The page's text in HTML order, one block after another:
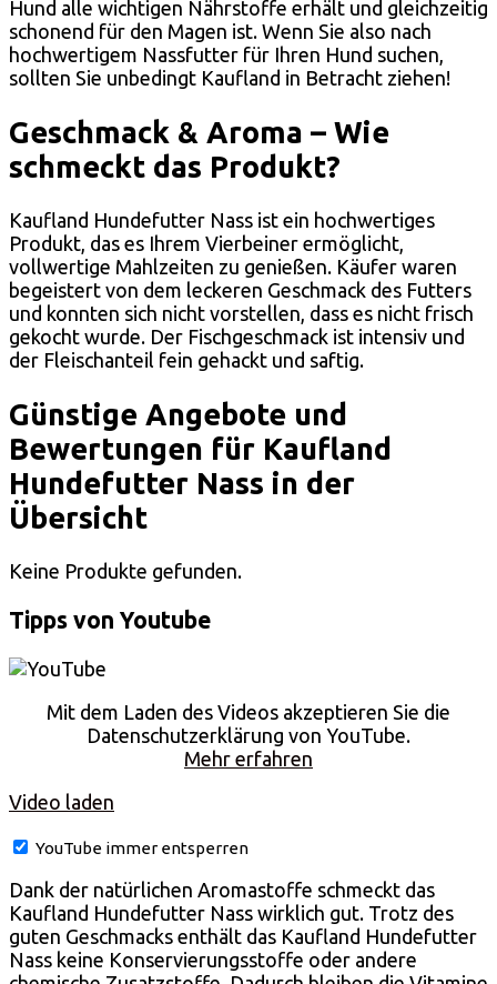
Hund alle wichtigen Nährstoffe erhält und gleichzeitig
schonend für den Magen ist. Wenn Sie also nach
hochwertigem Nassfutter für Ihren Hund suchen,
sollten Sie unbedingt Kaufland in Betracht ziehen!
Geschmack & Aroma – Wie
schmeckt das Produkt?
Kaufland Hundefutter Nass ist ein hochwertiges
Produkt, das es Ihrem Vierbeiner ermöglicht,
vollwertige Mahlzeiten zu genießen. Käufer waren
begeistert von dem leckeren Geschmack des Futters
und konnten sich nicht vorstellen, dass es nicht frisch
gekocht wurde. Der Fischgeschmack ist intensiv und
der Fleischanteil fein gehackt und saftig.
Günstige Angebote und
Bewertungen für Kaufland
Hundefutter Nass in der
Übersicht
Keine Produkte gefunden.
Tipps von Youtube
Mit dem Laden des Videos akzeptieren Sie die
Datenschutzerklärung von YouTube.
Mehr erfahren
Video laden
YouTube immer entsperren
Dank der natürlichen Aromastoffe schmeckt das
Kaufland Hundefutter Nass wirklich gut. Trotz des
guten Geschmacks enthält das Kaufland Hundefutter
Nass keine Konservierungsstoffe oder andere